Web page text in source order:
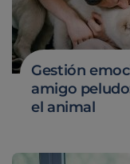
Gestión
amigo
el animal